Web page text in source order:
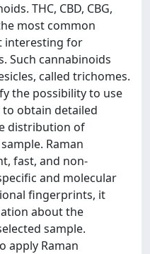
THC, CBD, CBG,
most common
interesting for
Such cannabinoids
called trichomes.
the possibility to use
obtain detailed
distribution of
Raman
fast, and non-
and molecular
fingerprints, it
about the
sample.
apply Raman